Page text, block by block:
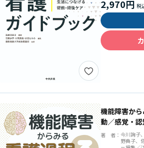
2,970円
機能障害か
動／感覚・
著 者： 今川詢子
野典子、